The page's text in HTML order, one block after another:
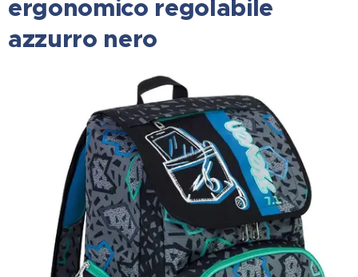
ergonomico regolabile
azzurro nero